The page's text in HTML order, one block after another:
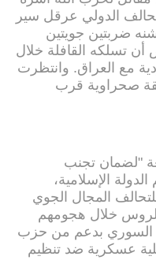
الدولي عرقل سير
بشنه ضربتين جويتين
أن تسلكه القافلة خلال
مع العراق. وانتظرت
صحراوية قرب
"لضمان تجنب
الإسلامية،
المجال الجوي
خلال هجومهم
السوري بدعم من حزب
عسكرية ضد تنظيم